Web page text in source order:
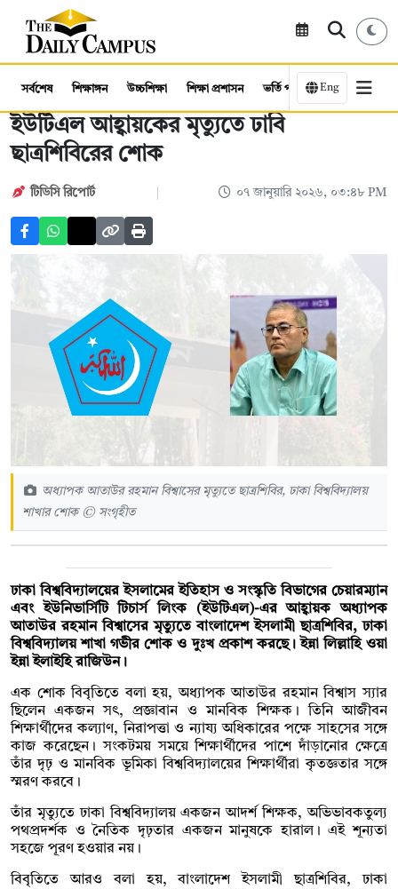
সর্বশেষ শিক্ষাঙ্গন উচ্চশিক্ষা শিক্ষা প্রশাসন ভর্তি পরীক্ষা কর্মসংস্থান
Eng
ইউটিএল আহ্বায়কের মৃত্যুতে ঢাবি
ছাত্রশিবিরের শোক
টিডিসি রিপোর্ট ০৭ জানুয়ারি ২০২৬, ০৩:৪৮ PM
অধ্যাপক আতাউর রহমান বিশ্বাসের মৃত্যুতে ছাত্রশিবির, ঢাকা বিশ্ববিদ্যালয়
শাখার শোক © সংগৃহীত
ঢাকা বিশ্ববিদ্যালয়ের ইসলামের ইতিহাস ও সংস্কৃতি বিভাগের চেয়ারম্যান
এবং ইউনিভার্সিটি টিচার্স লিংক (ইউটিএল)-এর আহ্বায়ক অধ্যাপক
আতাউর রহমান বিশ্বাসের মৃত্যুতে বাংলাদেশ ইসলামী ছাত্রশিবির, ঢাকা
বিশ্ববিদ্যালয় শাখা গভীর শোক ও দুঃখ প্রকাশ করছে। ইন্না লিল্লাহি ওয়া
ইন্না ইলাইহি রাজিউন।
এক শোক বিবৃতিতে বলা হয়, অধ্যাপক আতাউর রহমান বিশ্বাস স্যার
ছিলেন একজন সৎ, প্রজ্ঞাবান ও মানবিক শিক্ষক। তিনি আজীবন
শিক্ষার্থীদের কল্যাণ, নিরাপত্তা ও ন্যায্য অধিকারের পক্ষে সাহসের সঙ্গে
কাজ করেছেন। সংকটময় সময়ে শিক্ষার্থীদের পাশে দাঁড়ানোর ক্ষেত্রে
তাঁর দৃঢ় ও মানবিক ভূমিকা বিশ্ববিদ্যালয়ের শিক্ষার্থীরা কৃতজ্ঞতার সঙ্গে
স্মরণ করবে।
তাঁর মৃত্যুতে ঢাকা বিশ্ববিদ্যালয় একজন আদর্শ শিক্ষক, অভিভাবকতুল্য
পথপ্রদর্শক ও নৈতিক দৃঢ়তার একজন মানুষকে হারাল। এই শূন্যতা
সহজে পূরণ হওয়ার নয়।
বিবৃতিতে আরও বলা হয়, বাংলাদেশ ইসলামী ছাত্রশিবির, ঢাকা